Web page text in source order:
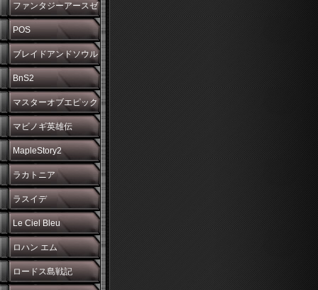
ファンタジーアースゼ
ロ
POS
ブレイドアンドソウル
BnS2
マスターオブエピック
マビノギ英雄伝
MapleStory2
ラカトニア
ラスイデ
Le Ciel Bleu
ロハン エム
ロードス島戦記